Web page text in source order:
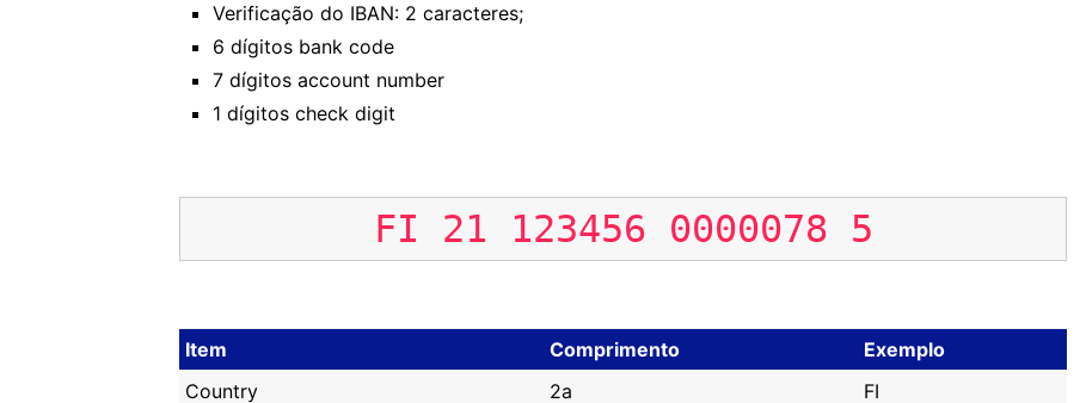
Verificação do IBAN: 2 caracteres;
6 dígitos bank code
7 dígitos account number
1 dígitos check digit
FI 21 123456 0000078 5
Item Comprimento
Exemplo
Country
2a
FI